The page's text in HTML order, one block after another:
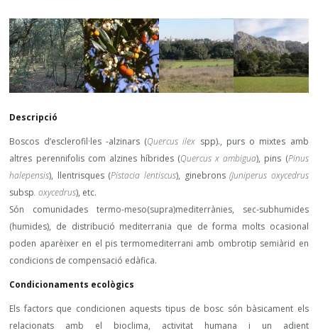
Descripció
Boscos d’esclerofil·les -alzinars (Quercus ilex spp)., purs o mixtes amb
altres perennifolis com alzines híbrides (Quercus x ambigua), pins (Pinus
halepensis), llentrisques (Pistacia lentiscus), ginebrons(Juniperus oxycedrus
subsp. oxycedrus), etc.
Són comunidades termo-meso(supra)mediterrànies, sec-subhumides
(humides), de distribució mediterrania que de forma molts ocasional
poden aparèixer en el pis termomediterrani amb ombrotip semiàrid en
condicions de compensació edàfica.
Condicionaments ecològics
Els factors que condicionen aquests tipus de bosc són bàsicament els
relacionats amb el bioclima, activitat humana i un adient